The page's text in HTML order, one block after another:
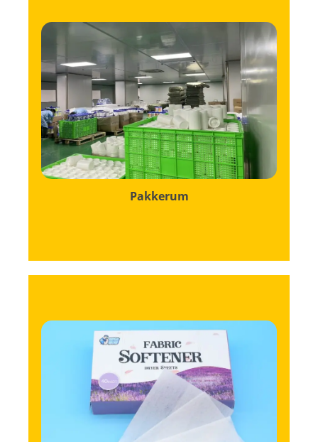
Pakkerum
Dette rum er en hi af aktivitet, der
problemfrit blander automatisering med
manuel overvågning for at sikre, at hvert
produkt er pakket til perfektion.
Hver kasse er mærket med tydelige
identifikatorer, herunder batchnumre,
produktionsdatoer og udløbsdatoer, hvilket
sikrer nem sporing og genfinding.